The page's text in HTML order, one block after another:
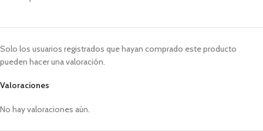
Valoraciones
No hay valoraciones aún.
Solo los usuarios registrados que hayan comprado este producto
pueden hacer una valoración.